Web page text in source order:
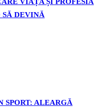
VIAȚA ȘI PROFESIA
SĂ DEVINĂ
SPORT: ALEARGĂ